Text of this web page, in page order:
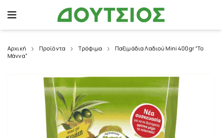
Αρχική Προϊόντα Τρόφιμα
Παξιμάδια Λαδιού Mini 400gr “Το
Μάννα”